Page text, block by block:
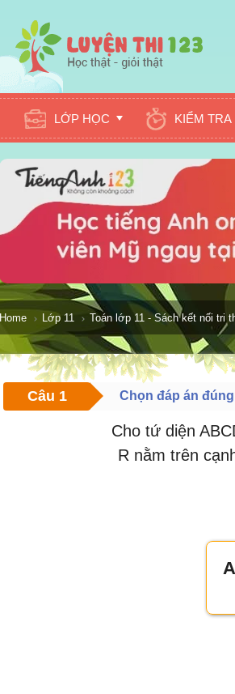
LỚP HỌC KIỂM TRA
Home Lớp 11 Toán lớp 11 - Sách kết nối tri
Câu 1 Chọn đáp án
Cho tứ diện
R nằm trên